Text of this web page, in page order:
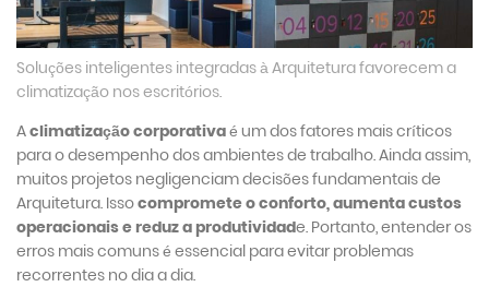
Soluções inteligentes integradas à Arquitetura favorecem a
climatização nos escritórios.
Aclimatização corporativaé um dos fatores mais críticos
para o desempenho dos ambientes de trabalho. Ainda assim,
muitos projetos negligenciam decisões fundamentais de
Arquitetura. Issocompromete o conforto, aumenta custos
operacionais e reduz a produtividade. Portanto, entender os
erros mais comuns é essencial para evitar problemas
recorrentes no dia a dia.